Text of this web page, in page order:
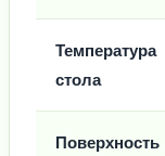
Температура
стола
Поверхность